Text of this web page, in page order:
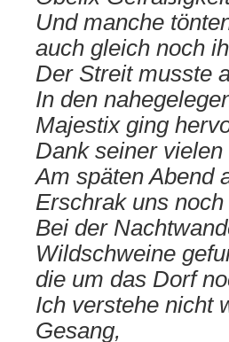
Und manche
auch gleich noch
Der Streit musste
In den
Majestix ging
Dank seiner
Am späten Abend
Erschrak uns
Bei der
Wildschweine
die um das Dorf
Ich verstehe nicht
Gesang,